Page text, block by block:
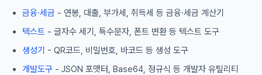
금융·세금 - 연봉, 대출, 부가세, 취득세 등 금융·세금 계산기
텍스트 - 글자수 세기, 특수문자, 폰트 변환 등 텍스트 도구
생성기 - QR코드, 비밀번호, 바코드 등 생성 도구
개발도구 - JSON 포맷터, Base64, 정규식 등 개발자 유틸리티